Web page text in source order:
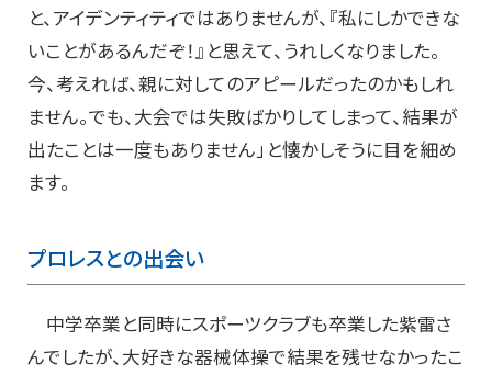
と、アイデンティティではありませんが、『私にしかできな
いことがあるんだぞ！』と思えて、うれしくなりました。
今、考えれば、親に対してのアピールだったのかもしれ
ません。でも、大会では失敗ばかりしてしまって、結果が
出たことは一度もありません」と懐かしそうに目を細め
ます。
プロレスとの出会い
中学卒業と同時にスポーツクラブも卒業した紫雷さ
んでしたが、大好きな器械体操で結果を残せなかったこ